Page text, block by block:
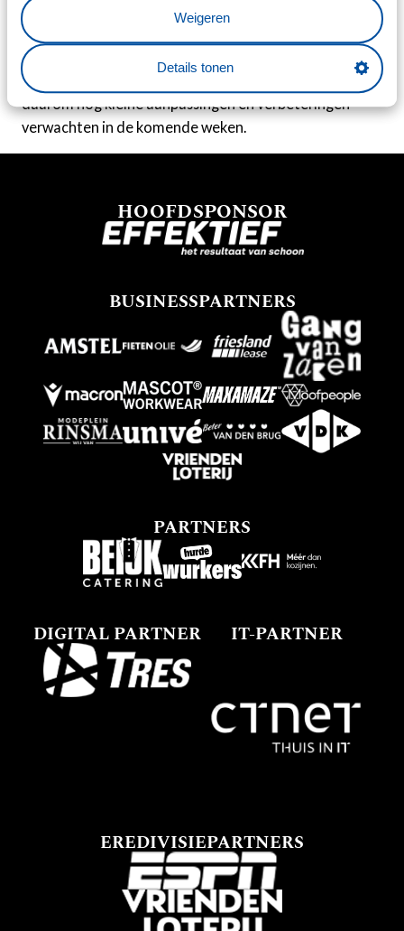
Weigeren
Details tonen
Met deze vernieuwde online omgeving zetten we een
grote stap in de digitale beleving van onze supporters.
De komende periode wordt er achter de schermen nog
hard gewerkt aan de laatste optimalisaties. Je kunt
daarom nog kleine aanpassingen en verbeteringen
verwachten in de komende weken.
HOOFDSPONSOR
BUSINESSPARTNERS
PARTNERS
DIGITAL PARTNER IT-PARTNER
EREDIVISIEPARTNERS